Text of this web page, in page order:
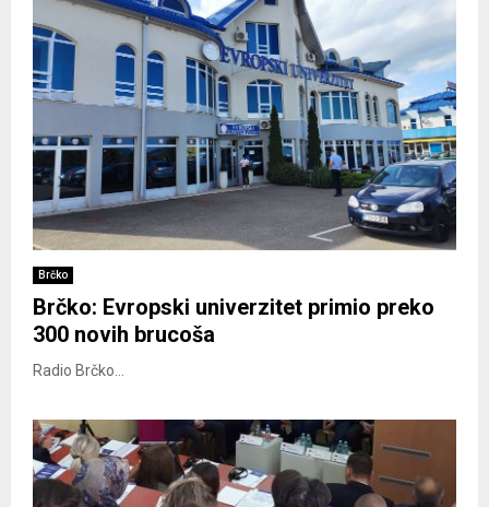
Brčko
Brčko: Evropski univerzitet primio preko
300 novih brucoša
Radio Brčko...